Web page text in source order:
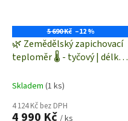
5 690 Kč –12 %
🌿 Zemědělský zapichovací
teploměr 🌡️ - tyčový | délka
Skladem (1 ks)
4 124 Kč bez DPH
4 990 Kč / ks